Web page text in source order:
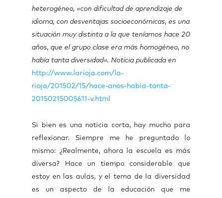
heterogéneo, «con dificultad de aprendizaje de
idioma, con desventajas socioeconómicas, es una
situación muy distinta a la que teníamos hace 20
años, que el grupo clase era más homogéneo, no
había tanta diversidad». Noticia publicada en
http://www.larioja.com/la-
rioja/201502/15/hace-anos-habia-tanta-
20150215005611-v.html
Si bien es una noticia corta, hay mucho para
reflexionar. Siempre me he preguntado lo
mismo: ¿Realmente, ahora la escuela es más
diversa? Hace un tiempo considerable que
estoy en las aulas, y el tema de la diversidad
es un aspecto de la educación que me